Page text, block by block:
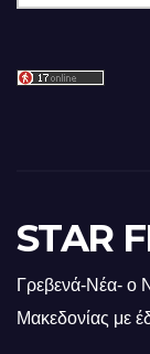
STAR
Γρεβενά-Νέα- ο
Μακεδονίας με